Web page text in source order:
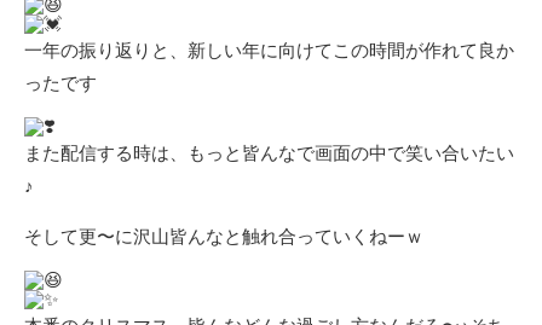
一年の振り返りと、新しい年に向けてこの時間が作れて良か
ったです
また配信する時は、もっと皆んなで画面の中で笑い合いたい
♪
そして更〜に沢山皆んなと触れ合っていくねーｗ